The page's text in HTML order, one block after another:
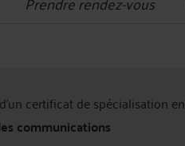
certificat de spécialisation en
communications